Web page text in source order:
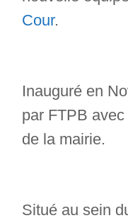
Cour.
Inauguré en
par FTPB
de la mairie.
Situé au sein